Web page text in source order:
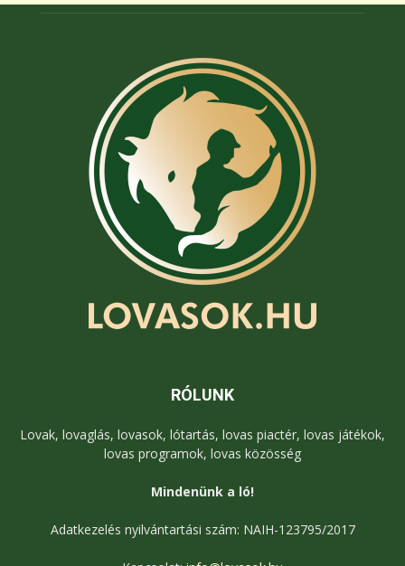
RÓLUNK
Lovak, lovaglás, lovasok, lótartás, lovas piactér, lovas játékok,
lovas programok, lovas közösség
Mindenünk a ló!
Adatkezelés nyilvántartási szám: NAIH-123795/2017